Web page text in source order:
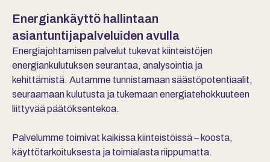
Energiankäyttö hallintaan
asiantuntijapalveluiden avulla
Energiajohtamisen palvelut tukevat kiinteistöjen
energiankulutuksen seurantaa, analysointia ja
kehittämistä. Autamme tunnistamaan säästöpotentiaalit,
seuraamaan kulutusta ja tukemaan energiatehokkuuteen
liittyvää päätöksentekoa.
Palvelumme toimivat kaikissa kiinteistöissä – koosta,
käyttötarkoituksesta ja toimialasta riippumatta.